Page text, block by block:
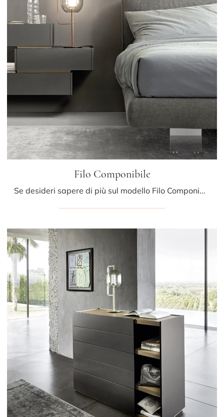
Filo Componibile
Se desideri sapere di più sul modello Filo Componibile, clicca e scopri i Comodini e comò Sangiacomo ideali per la tua zona notte.